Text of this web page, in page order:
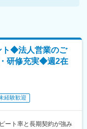
ト◆法人営業のご
研修充実◆週2在
経験歓迎
ート率と長期契約が強み